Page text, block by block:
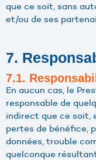
que ce soit, sans
et/ou de ses
7.
7.1.
En aucun cas, le
responsable de
indirect que ce soit,
pertes de bénéfice,
données, trouble
quelconque